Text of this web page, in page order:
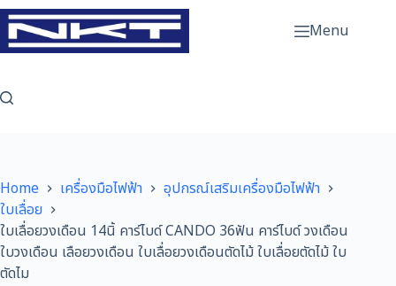
Skip
to
content
Menu
Home เครื่องมือไฟฟ้า
อุปกรณ์เสริมเครื่องมือไฟฟ้า
ใบเลื่อย
ใบเลื่อยวงเดือน 14นิ้ คาร์ไบด์ CANDO 36ฟัน คาร์ไบด์ วงเดือน
ใบวงเดือน เลือยวงเดือน ใบเลื่อยวงเดือนตัดไม้ ใบเลื่อยตัดไม้ ใบ
ตัดไม